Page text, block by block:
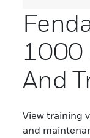
1000
And
View training
and